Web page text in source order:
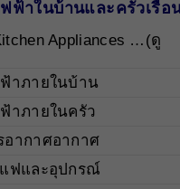
ฟฟ้าในบ้านและครัวเรือ
Appliances …(ดู
ฟ้าภายในบ้าน
ฟ้าภายในครัว
อากาศอากาศ
แฟและอุปกรณ์